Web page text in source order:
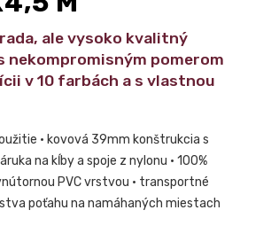
ale vysoko kvalitný
nekompromisným pomerom
v 10 farbách a s vlastnou
• kovová 39mm konštrukcia s
na kĺby a spoje z nylonu • 100%
PVC vrstvou • transportné
poťahu na namáhaných miestach